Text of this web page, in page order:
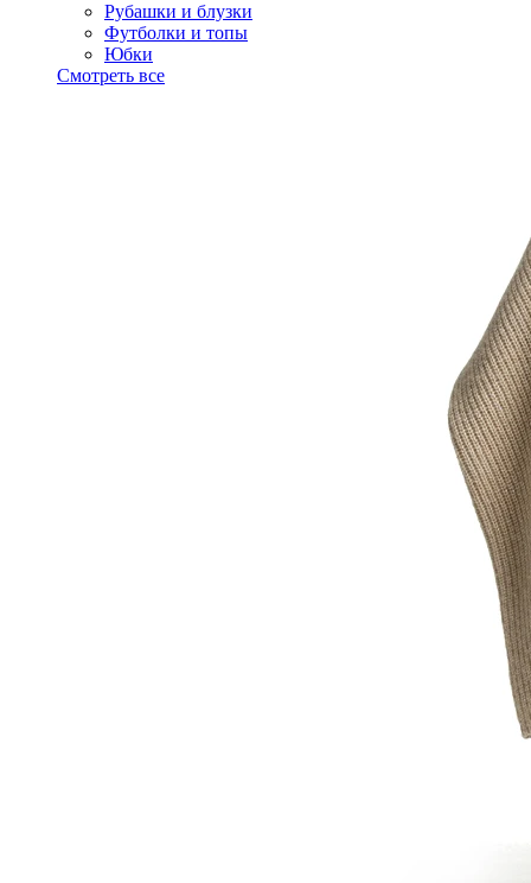
Рубашки и блузки
Футболки и топы
Юбки
Смотреть все